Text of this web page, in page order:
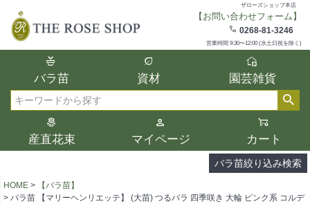
ザローズショップ本店
【お問い合わせフォーム】
0268-81-3246
営業時間 9:30〜12:00 (水土日祝を除く)
バラ苗 資材 園芸雑貨
産直花束 マイページ カート
バラ苗絞り込み検索
在庫
在庫ありのみ表示
検索
複数の条件を選択して絞り込み検索が可能
選択した項目全てに該当する品種のみ検索
結果に表示されます。
タイプ、カラー、ブランドなどは1つずつ選
択してください。
HOME
【バラ苗】
バラ苗 【マリーヘンリエッテ】 (大苗) つるバラ 四季咲き 大輪 ピンク系 コルデ